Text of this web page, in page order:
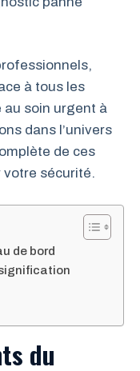
à tous les
au soin urgent à
dans l’univers
de ces
votre sécurité.
de bord
du